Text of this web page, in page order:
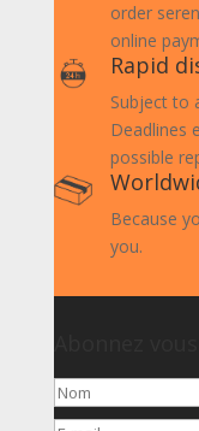
order
online
Rapid
Subject to
Deadlines
possible
Because
you.